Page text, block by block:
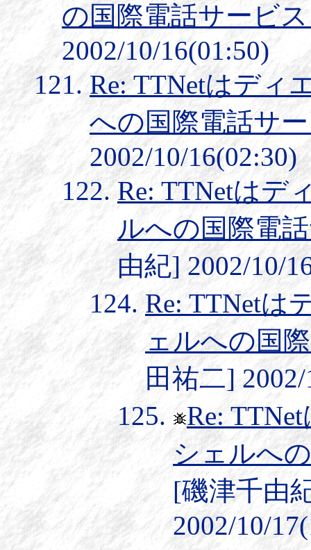
の国際電話サービ
2002/10/16(01:50)
Re: TTNetはディ
への国際電話サ
2002/10/16(02:30)
Re: TTNetはデ
ルへの国際電
由紀] 2002/10/
Re: TTNetは
ェルへの国
田祐二]
Re:
シェルへ
[磯津千由
2002/10/